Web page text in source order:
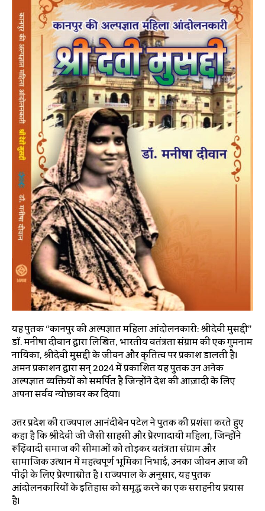
यह पुस्तक “कानपुर की अल्पज्ञात महिला आंदोलनकारी: श्रीदेवी मुसद्दी”
डॉ.मनीषा दीवान द्वारा लिखित, भारतीय स्वतंत्रता संग्राम की एक गुमनाम
नायिका, श्रीदेवी मुसद्दी के जीवन और कृतित्व पर प्रकाश डालती है।
अमन प्रकाशन द्वारा सन् 2024 में प्रकाशित यह पुस्तकउन अनेक
अल्पज्ञात व्यक्तियों को समर्पित है जिन्होंने देश की आज़ादी के लिए
अपना सर्वस्व न्योछावर कर दिया।
उत्तर प्रदेश की राज्यपाल आनंदीबेन पटेल ने पुस्तक की प्रशंसा करते हुए
कहा है कि श्रीदेवी जी जैसी साहसी और प्रेरणादायी महिला, जिन्होंने
रूढ़िवादी समाज की सीमाओं को तोड़कर स्वतंत्रता संग्राम और
सामाजिक उत्थान में महत्वपूर्ण भूमिका निभाई, उनका जीवन आज की
पीढ़ी के लिए प्रेरणास्रोत है।राज्यपाल के अनुसार, यह पुस्तक
आंदोलनकारियों के इतिहास को समृद्ध करने का एक सराहनीय प्रयास
है।